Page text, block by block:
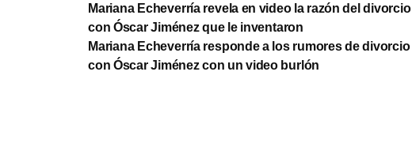
Mariana Echeverría revela en video la razón del divorcio
con Óscar Jiménez que le inventaron
Mariana Echeverría responde a los rumores de divorcio
con Óscar Jiménez con un video burlón